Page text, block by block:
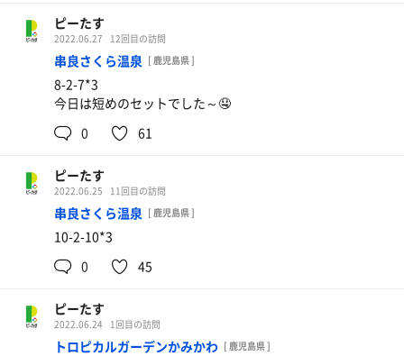
ピーたす
2022.06.27 12回目の訪問
串良さくら温泉 [ 鹿児島県 ]
8-2-7*3
今日は短めのセットでした～🤤
0
61
ピーたす
2022.06.25 11回目の訪問
串良さくら温泉 [ 鹿児島県 ]
10-2-10*3
0
45
ピーたす
2022.06.24 1回目の訪問
トロピカルガーデンかみかわ [ 鹿児島県 ]